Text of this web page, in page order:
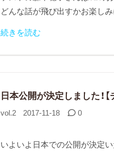
どんな話が飛び出すかお楽し
続きを読む
日本公開が決定しました！
vol.2 2017-11-18 0
いよいよ日本での公開が決定い